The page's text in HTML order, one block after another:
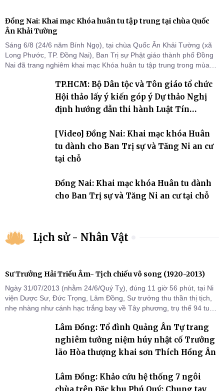
Đồng Nai: Khai mạc Khóa huân tu tập trung tại chùa Quốc
Ân Khải Tường
Sáng 6/8 (24/6 năm Bính Ngọ), tại chùa Quốc Ân Khải Tường (xã
Long Phước, TP. Đồng Nai), Ban Trị sự Phật giáo thành phố Đồng
Nai đã trang nghiêm khai mạc Khóa huân tu tập trung trong mùa
chỗ khu vực VII, VIII và trường hạ chùa Quốc Ân Khải Tường.
TP.HCM: Bộ Dân tộc và Tôn giáo tổ chức
Hội thảo lấy ý kiến góp ý Dự thảo Nghị
định hướng dẫn thi hành Luật Tín
[Video] Đồng Nai: Khai mạc khóa Huân
tu dành cho Ban Trị sự và Tăng Ni an cư
tại chỗ
Đồng Nai: Khai mạc khóa Huân tu dành
cho Ban Trị sự và Tăng Ni an cư tại chỗ
Lịch sử - Nhân Vật
Sư Trưởng Hải Triều Âm- Tịch chiếu vô song (1920-2013)
Ngày 31/07/2013 (nhằm 24/6/Quý Tỵ), đúng 11 giờ 56 phút, tại Ni
viện Dược Sư, Đức Trọng, Lâm Đồng, Sư trưởng thu thần thị tịch,
nhẹ nhàng như cánh hạc trắng bay về Tây phương, trụ thế 94 tuổi
Lâm Đồng: Tổ đình Quảng Ân Tự trang
nghiêm tưởng niệm húy nhật cố Trưởng
lão Hòa thượng khai sơn Thích Hồng Ân
Lâm Đồng: Khảo cứu hệ thống 7 ngôi
chùa trên Đặc khu Phú Quý: Chung tay